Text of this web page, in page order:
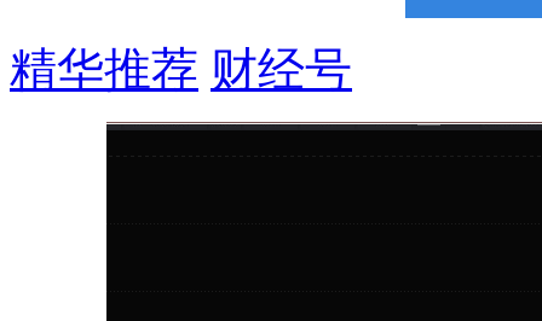
精华推荐 财经号